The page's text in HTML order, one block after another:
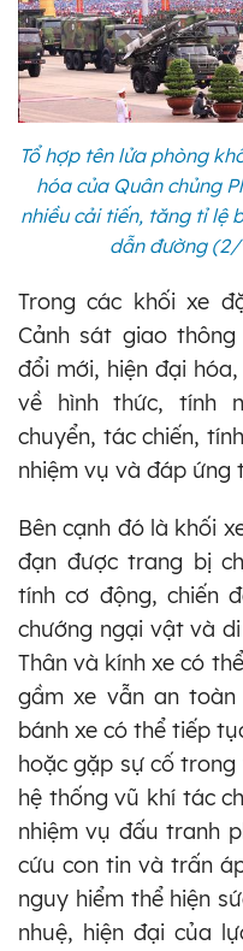
Tổ hợp tên lửa phòng
hóa của Quân chủng
nhiều cải tiến, tăng tỉ lệ
dẫn đường (2/
Trong các khối xe
Cảnh sát giao
đổi mới, hiện đại
về hình thức, tính
chuyển, tác chiến,
nhiệm vụ và đáp ứng
Bên cạnh đó là khối
đạn được trang bị
tính cơ động, chiến
chướng ngại vật và
Thân và kính xe có
gầm xe vẫn an
bánh xe có thể tiếp
hoặc gặp sự cố trong
hệ thống vũ khí tác
nhiệm vụ đấu tranh
cứu con tin và trấn
nguy hiểm thể hiện
nhuệ, hiện đại của